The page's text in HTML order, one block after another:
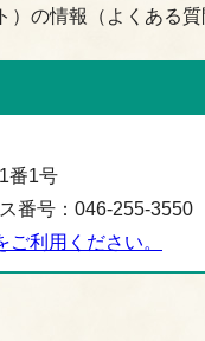
の情報（よくある質
番1号
番号：046-255-3550
利用ください。